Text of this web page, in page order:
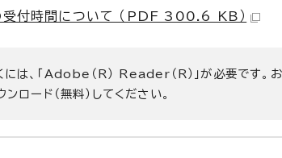
受付時間について （PDF 300.6 KB）
は、「Adobe（R） Reader（R）」が必要です。
ンロード（無料）してください。